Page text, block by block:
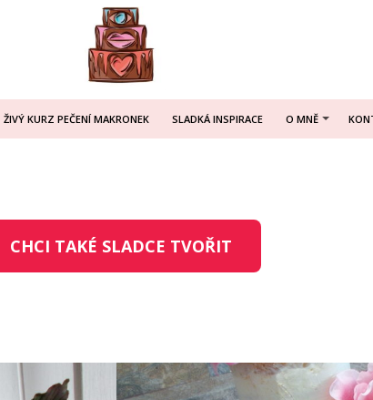
ŽIVÝ KURZ PEČENÍ MAKRONEK SLADKÁ INSPIRACE O MNĚ
CHCI TAKÉ SLADCE TVOŘIT